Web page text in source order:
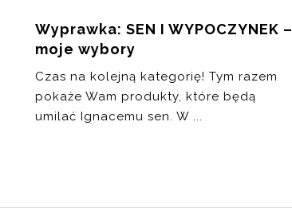
Wyprawka: SEN I WYPOCZYNEK –
moje wybory
Czas na kolejną kategorię! Tym razem
pokaże Wam produkty, które będą
umilać Ignacemu sen. W ...